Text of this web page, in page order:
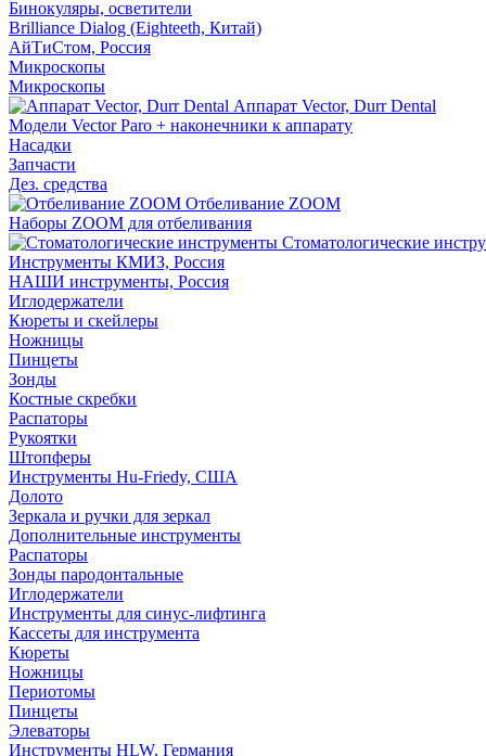
Бинокуляры, осветители
Brilliance Dialog (Eighteeth, Китай)
АйТиСтом, Россия
Микроскопы
Микроскопы
Аппарат Vector, Durr Dental
Модели Vector Paro + наконечники к аппарату
Насадки
Запчасти
Дез. средства
Отбеливание ZOOM
Наборы ZOOM для отбеливания
Стоматологические
Инструменты КМИЗ, Россия
НАШИ инструменты, Россия
Иглодержатели
Кюреты и скейлеры
Ножницы
Пинцеты
Зонды
Костные скребки
Распаторы
Рукоятки
Штопферы
Инструменты Hu-Friedy, США
Долото
Зеркала и ручки для зеркал
Дополнительные инструменты
Распаторы
Зонды пародонтальные
Иглодержатели
Инструменты для синус-лифтинга
Кассеты для инструмента
Кюреты
Ножницы
Периотомы
Пинцеты
Элеваторы
Инструменты HLW, Германия